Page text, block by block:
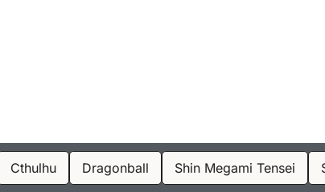
Cthulhu Dragonball Shin Megami Tensei